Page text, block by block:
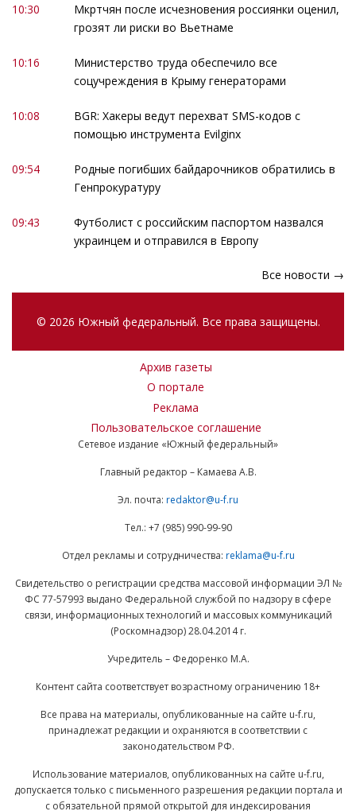
10:30
Мкртчян после исчезновения россиянки оценил,
грозят ли риски во Вьетнаме
10:16
Министерство труда обеспечило все
соцучреждения в Крыму генераторами
10:08
BGR: Хакеры ведут перехват SMS-кодов с
помощью инструмента Evilginx
09:54
Родные погибших байдарочников обратились в
Генпрокуратуру
09:43
Футболист с российским паспортом назвался
украинцем и отправился в Европу
Все новости →
© 2026 Южный федеральный. Все права защищены.
Архив газеты
О портале
Реклама
Пользовательское соглашение
Сетевое издание «Южный федеральный»
Главный редактор – Камаева А.В.
Эл. почта: redaktor@u-f.ru
Тел.: +7 (985) 990-99-90
Отдел рекламы и сотрудничества: reklama@u-f.ru
Свидетельство о регистрации средства массовой информации ЭЛ №
ФС 77-57993 выдано Федеральной службой по надзору в сфере
связи, информационных технологий и массовых коммуникаций
(Роскомнадзор) 28.04.2014 г.
Учредитель – Федоренко М.А.
Контент сайта соответствует возрастному ограничению 18+
Все права на материалы, опубликованные на сайте u-f.ru,
принадлежат редакции и охраняются в соответствии с
законодательством РФ.
Использование материалов, опубликованных на сайте u-f.ru,
допускается только с письменного разрешения редакции портала и
с обязательной прямой открытой для индексирования